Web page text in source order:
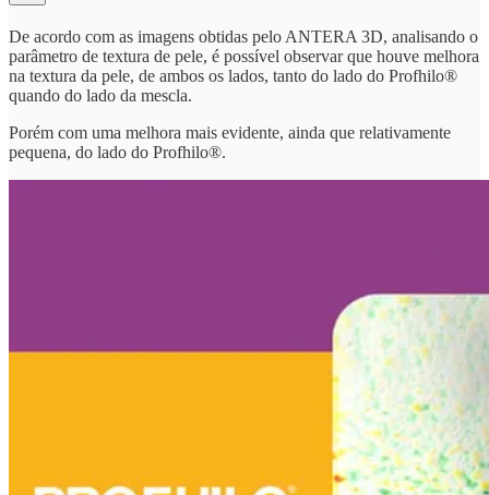
De acordo com as imagens obtidas pelo ANTERA 3D, analisando o
parâmetro de textura de pele, é possível observar que houve melhora
na textura da pele, de ambos os lados, tanto do lado do Profhilo®
quando do lado da mescla.
Porém com uma melhora mais evidente, ainda que relativamente
pequena, do lado do Profhilo®.